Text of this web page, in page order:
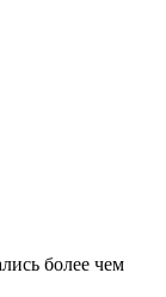
более чем